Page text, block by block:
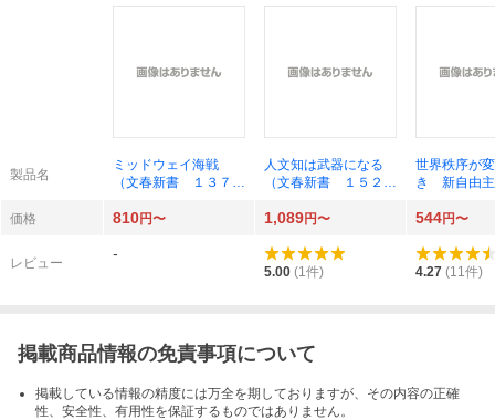
製品名
ミッドウェイ海戦
（文春新書 １３７
人文知は武器になる
（文春新書 １５２
井龍之介／著
世界秩序が
き 新自由主
春新書 １４
価格 810円〜 1,089円〜 544円〜
レビュー
-
5.00 (1件) 4.27 (11件)
掲載商品情報の免責事項について
掲載している情報の精度には万全を期しておりますが、その内容の正確
性、安全性、有用性を保証するものではありません。